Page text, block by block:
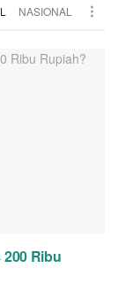
NASIONAL
Ribu